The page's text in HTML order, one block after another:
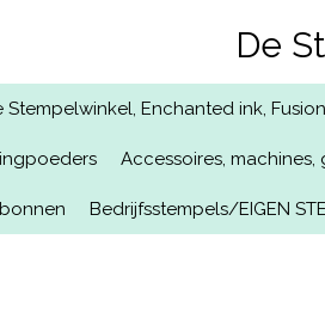
De
Stempelwinkel, Enchanted ink,
Accessoires,
Bedrijfsstempels/EIGEN